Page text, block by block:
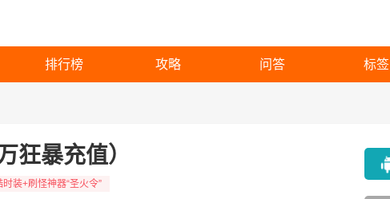
排行榜 攻略 问答 标签
狂暴充值）
装+刷怪神器“圣火令”